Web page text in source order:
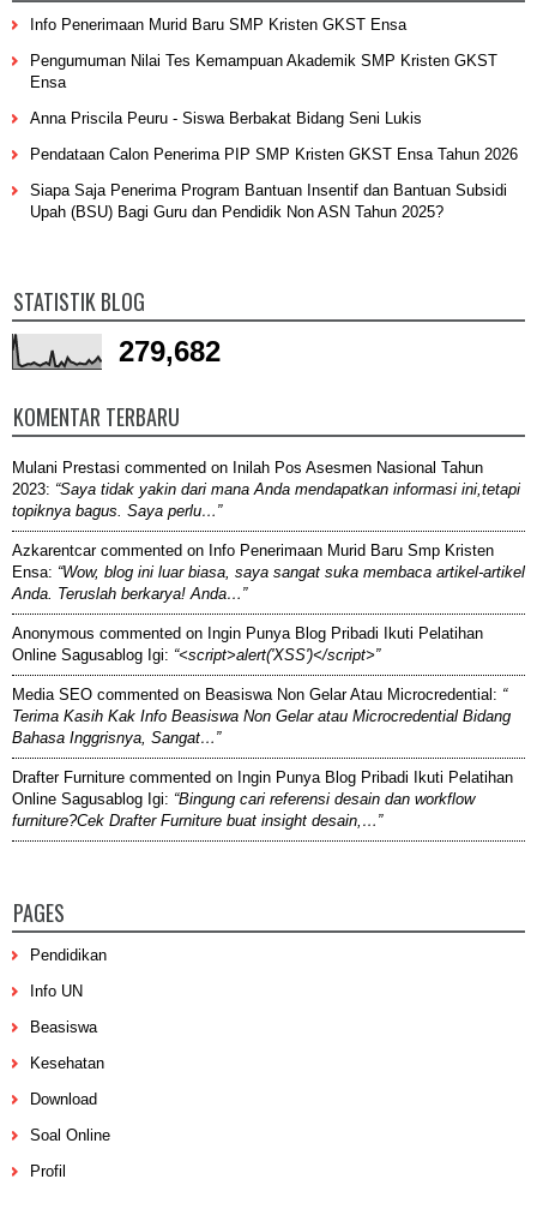
Info Penerimaan Murid Baru SMP Kristen GKST Ensa
Pengumuman Nilai Tes Kemampuan Akademik SMP Kristen GKST
Ensa
Anna Priscila Peuru - Siswa Berbakat Bidang Seni Lukis
Pendataan Calon Penerima PIP SMP Kristen GKST Ensa Tahun 2026
Siapa Saja Penerima Program Bantuan Insentif dan Bantuan Subsidi
Upah (BSU) Bagi Guru dan Pendidik Non ASN Tahun 2025?
STATISTIK BLOG
279,682
KOMENTAR TERBARU
Mulani Prestasi commented on Inilah Pos Asesmen Nasional Tahun
2023: “Saya tidak yakin dari mana Anda mendapatkan informasi ini,tetapi
topiknya bagus. Saya perlu…”
Azkarentcarcommented on Info Penerimaan Murid Baru Smp Kristen
Ensa: “Wow, blog ini luar biasa, saya sangat suka membaca artikel-artikel
Anda. Teruslah berkarya! Anda…”
Anonymous commented on Ingin Punya Blog Pribadi Ikuti Pelatihan
Online Sagusablog Igi: “<script>alert('XSS')</script>”
Media SEO commented on Beasiswa Non Gelar Atau Microcredential : “
Terima Kasih Kak Info Beasiswa Non Gelar atau Microcredential Bidang
Bahasa Inggrisnya, Sangat…”
Drafter Furniture commented on Ingin Punya Blog Pribadi Ikuti Pelatihan
Online Sagusablog Igi: “Bingung cari referensi desain dan workflow
furniture?Cek Drafter Furniture buat insight desain,…”
PAGES
Pendidikan
Info UN
Beasiswa
Kesehatan
Download
Soal Online
Profil